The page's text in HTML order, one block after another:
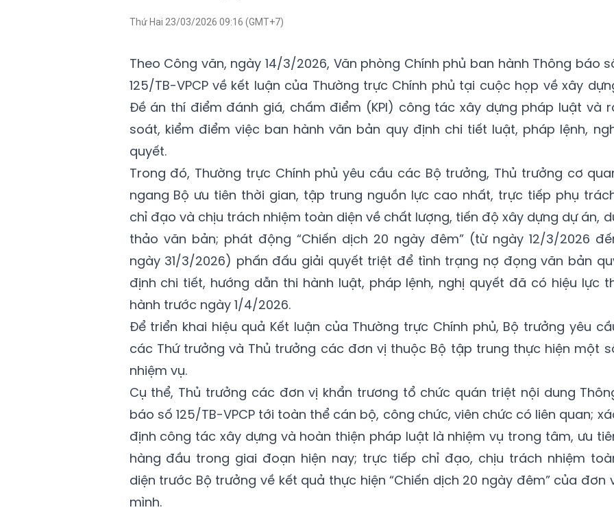
Thứ Hai 23/03/2026 09:16 (GMT+7)
Theo Công văn, ngày 14/3/2026, Văn phòng Chính phủ ban hành Thông báo
125/TB-VPCP về kết luận của Thường trực Chính phủ tại cuộc họp về xây
Đề án thí điểm đánh giá, chấm điểm (KPI) công tác xây dựng pháp luật và
soát, kiểm điểm việc ban hành văn bản quy định chi tiết luật, pháp lệnh,
quyết.
Trong đó, Thường trực Chính phủ yêu cầu các Bộ trưởng, Thủ trưởng cơ
ngang Bộ ưu tiên thời gian, tập trung nguồn lực cao nhất, trực tiếp phụ
chỉ đạo và chịu trách nhiệm toàn diện về chất lượng, tiến độ xây dựng dự án,
thảo văn bản; phát động “Chiến dịch 20 ngày đêm” (từ ngày 12/3/2026
ngày 31/3/2026) phấn đấu giải quyết triệt để tình trạng nợ đọng văn bản
định chi tiết, hướng dẫn thi hành luật, pháp lệnh, nghị quyết đã có hiệu lực
hành trước ngày 1/4/2026.
Để triển khai hiệu quả Kết luận của Thường trực Chính phủ, Bộ trưởng yêu
các Thứ trưởng và Thủ trưởng các đơn vị thuộc Bộ tập trung thực hiện một
nhiệm vụ.
Cụ thể, Thủ trưởng các đơn vị khẩn trương tổ chức quán triệt nội dung
báo số 125/TB-VPCP tới toàn thể cán bộ, công chức, viên chức có liên quan;
định công tác xây dựng và hoàn thiện pháp luật là nhiệm vụ trong tâm, ưu
hàng đầu trong giai đoạn hiện nay; trực tiếp chỉ đạo, chịu trách nhiệm
diện trước Bộ trưởng về kết quả thực hiện “Chiến dịch 20 ngày đêm” của đơn
mình.